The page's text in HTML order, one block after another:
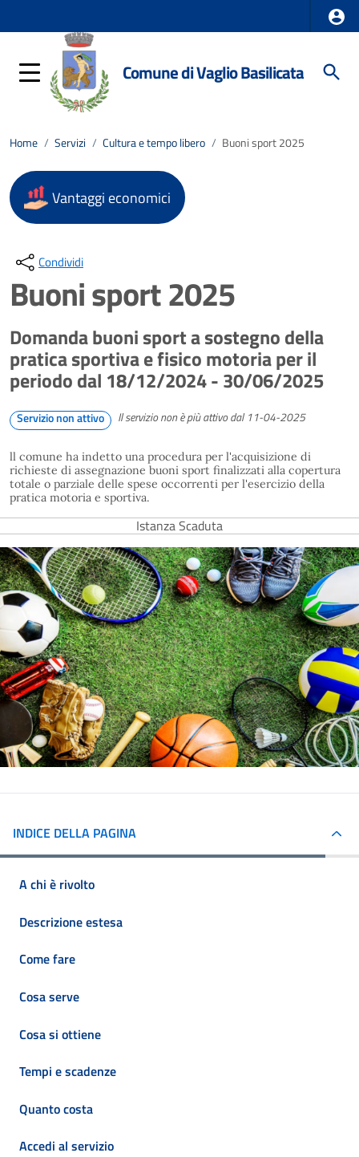
Comune di Vaglio Basilicata
Home / Servizi / Cultura e tempo libero / Buoni sport 2025
Vantaggi economici
Condividi
Buoni sport 2025
Domanda buoni sport a sostegno della
pratica sportiva e fisico motoria per il
periodo dal 18/12/2024 - 30/06/2025
Servizio non attivo Il servizio non è più attivo dal 11-04-2025
ll comune ha indetto una procedura per l'acquisizione di
richieste di assegnazione buoni sport finalizzati alla copertura
totale o parziale delle spese occorrenti per l'esercizio della
pratica motoria e sportiva.
Istanza Scaduta
INDICE DELLA PAGINA
A chi è rivolto
Descrizione estesa
Come fare
Cosa serve
Cosa si ottiene
Tempi e scadenze
Quanto costa
Accedi al servizio